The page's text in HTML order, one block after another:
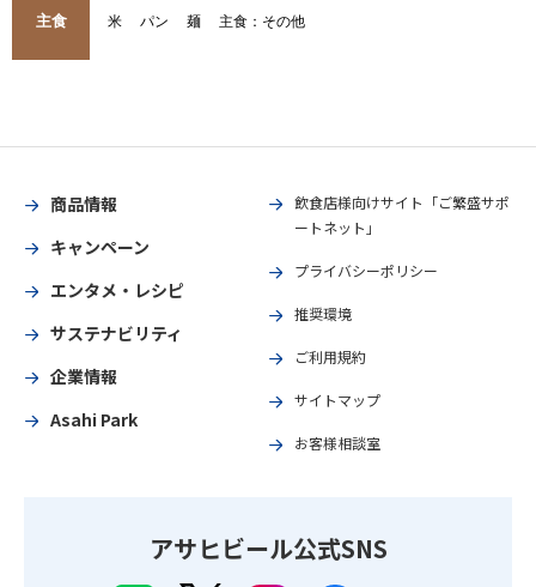
主食 米 パン 麺 主食：その他
商品情報
キャンペーン
エンタメ・レシピ
サステナビリティ
企業情報
Asahi Park
飲食店様向けサイト「ご繁盛サポ
ートネット」
プライバシーポリシー
推奨環境
ご利用規約
サイトマップ
お客様相談室
アサヒビール公式SNS